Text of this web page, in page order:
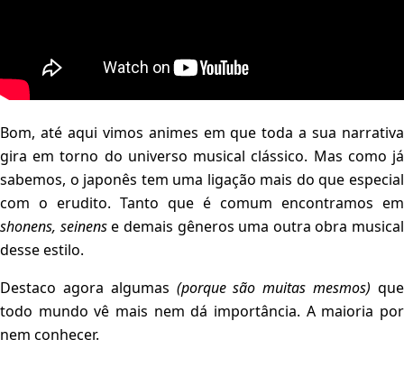
Bom, até aqui vimos animes em que toda a sua narrativa
gira em torno do universo musical clássico. Mas como já
sabemos, o japonês tem uma ligação mais do que especial
com o erudito. Tanto que é comum encontramos em
shonens, seinense demais gêneros uma outra obra musical
desse estilo.
Destaco agora algumas (porque são muitas mesmos) que
todo mundo vê mais nem dá importância. A maioria por
nem conhecer.